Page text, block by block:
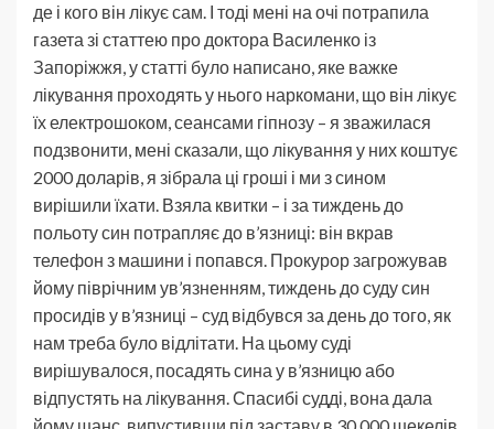
де і кого він лікує сам. І тоді мені на очі потрапила
газета зі статтею про доктора Василенко із
Запоріжжя, у статті було написано, яке важке
лікування проходять у нього наркомани, що він лікує
їх електрошоком, сеансами гіпнозу – я зважилася
подзвонити, мені сказали, що лікування у них коштує
2000 доларів, я зібрала ці гроші і ми з сином
вирішили їхати. Взяла квитки – і за тиждень до
польоту син потрапляє до в’язниці: він вкрав
телефон з машини і попався. Прокурор загрожував
йому піврічним ув’язненням, тиждень до суду син
просидів у в’язниці – суд відбувся за день до того, як
нам треба було відлітати. На цьому суді
вирішувалося, посадять сина у в’язницю або
відпустять на лікування. Спасибі судді, вона дала